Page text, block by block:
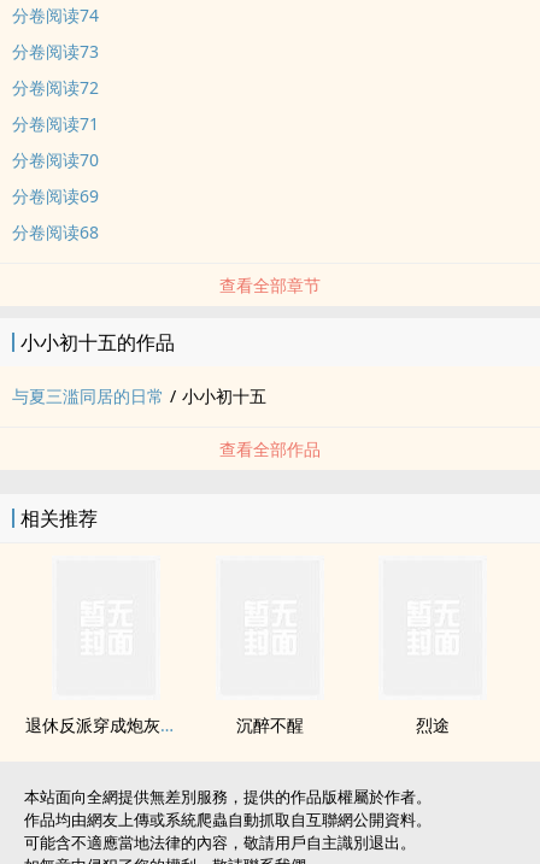
夏医生:我不可能喜欢我去过的每个座城市，就算是生活了五年的纽约
我也喜欢不起来。你听明白了吗？
饺子:嗯。
饺子:你不可能喜欢你去过的每一座城市……
夏医生摇头:不对，再想想。
饺子:你不可能喜欢你遇上的每一个人，可你只喜欢我。
夏医生:总算听明白了。
作为典型金牛座的夏医生喜欢人的表现是什么呢？给她花很多很多
同居前
饺子：若不是现状比下油锅更惨，谁会想要住进刻薄鬼的家？
同居几个月
真香……想问问，脸疼不疼？
内容标签： 欢喜冤家 甜文
分卷阅读74
分卷阅读73
分卷阅读72
分卷阅读71
分卷阅读70
分卷阅读69
分卷阅读68
查看全部章节
小小初十五的作品
与夏三滥同居的日常 / 小小初十五
查看全部作品
相关推荐
退休反派穿成炮灰女配[快穿]/魔道小姐姐[快穿] 沉醉不醒 烈途
本站面向全網提供無差別服務，提供的作品版權屬於作者。
作品均由網友上傳或系統爬蟲自動抓取自互聯網公開資料。
可能含不適應當地法律的內容，敬請用戶自主識別退出。